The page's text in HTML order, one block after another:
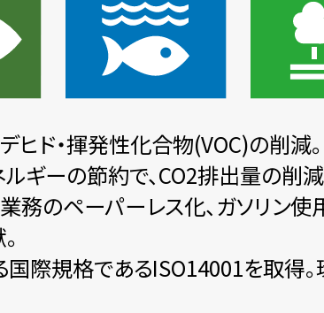
ド・揮発性化合物(VOC)の削減。
ギーの節約で、CO2排出量の削減
務のペーパーレス化、ガソリン
国際規格であるISO14001を取得